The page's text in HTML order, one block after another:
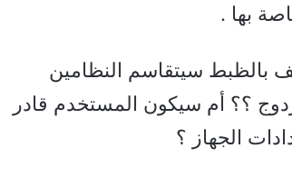
بها .
بالظبط سيتقاسم النظامين
؟؟ أم سيكون المستخدم قادر
الجهاز ؟